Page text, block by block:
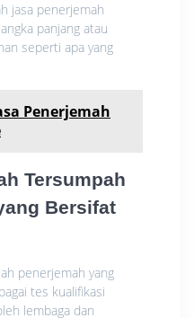
jasa penerjemah
panjang atau
seperti apa yang
Penerjemah
Tersumpah
Bersifat
penerjemah yang
tes kualifikasi
lembaga dan